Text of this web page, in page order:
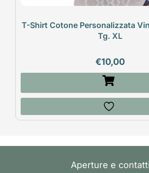
T-Shirt Cotone Personalizzata
Tg. XL
€10,00
Aperture e